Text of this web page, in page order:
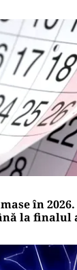
în
la finalul